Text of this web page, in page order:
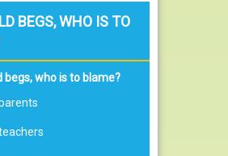
BEGS, WHO IS TO
begs, who is to blame?